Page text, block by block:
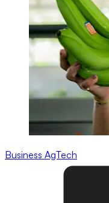
Business AgTech